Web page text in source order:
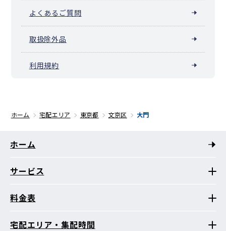
よくあるご質問
取扱除外品
利用規約
ホーム 宅配エリア 東京都 文京区 大門
ホーム
サービス
料金表
宅配エリア・集配時間